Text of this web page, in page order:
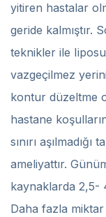
yitiren hastalar
geride kalmıştır.
teknikler ile
vazgeçilmez
kontur düzeltme
hastane
sınırı
ameliyattır.
kaynaklarda 2,5-
Daha fazla